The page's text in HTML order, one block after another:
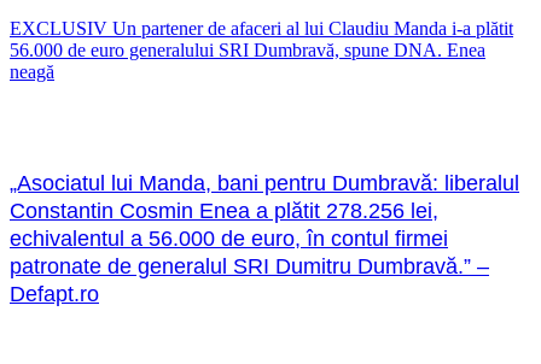
EXCLUSIV Un partener de afaceri al lui Claudiu Manda i-a plătit
56.000 de euro generalului SRI Dumbravă, spune DNA. Enea
neagă
„Asociatul lui Manda, bani pentru Dumbravă: liberalul
Constantin Cosmin Enea a plătit 278.256 lei,
echivalentul a 56.000 de euro, în contul firmei
patronate de generalul SRI Dumitru Dumbravă.” –
Defapt.ro